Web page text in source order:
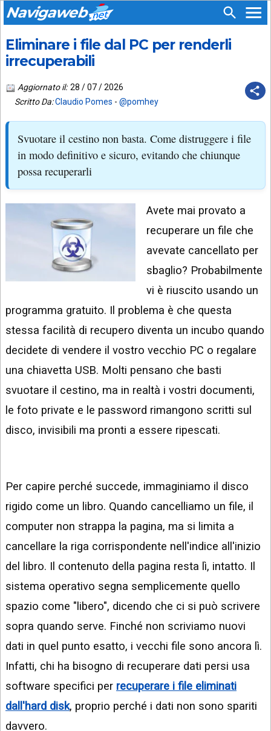
Navigaweb
HOME
SIAMO
SUPPORTO
CONTATTA
PIÙ
LETTI
ARGOMENTI:
IPHONE
ANDROID
AI
APPS
APPS
WINDOWS
STRUMENTI
SEGUICI
SU:
APP
ANDROID
EMAIL
TIKTOK
YOUTUBE
INSTAGRAM
NEWS
LINKEDIN
Eliminare i file dal PC per renderli
irrecuperabili
Aggiornato il: 28 / 07 / 2026
Scritto Da:Claudio Pomes - @pomhey
Svuotare il cestino non basta. Come distruggere i file
in modo definitivo e sicuro, evitando che chiunque
possa recuperarli
Avete mai provato a
recuperare un file che
avevate cancellato per
sbaglio? Probabilmente
vi è riuscito usando un
programma gratuito. Il problema è che questa
stessa facilità di recupero diventa un incubo quando
decidete di vendere il vostro vecchio PC o regalare
una chiavetta USB. Molti pensano che basti
svuotare il cestino, ma in realtà i vostri documenti,
le foto private e le password rimangono scritti sul
disco, invisibili ma pronti a essere ripescati.
Per capire perché succede, immaginiamo il disco
rigido come un libro. Quando cancelliamo un file, il
computer non strappa la pagina, ma si limita a
cancellare la riga corrispondente nell'indice all'inizio
del libro. Il contenuto della pagina resta lì, intatto. Il
sistema operativo segna semplicemente quello
spazio come "libero", dicendo che ci si può scrivere
sopra quando serve. Finché non scriviamo nuovi
dati in quel punto esatto, i vecchi file sono ancora lì.
Infatti, chi ha bisogno di recuperare dati persi usa
software specifici per recuperare i file eliminati
dall'hard disk, proprio perché i dati non sono spariti
davvero.